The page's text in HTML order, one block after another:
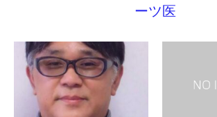
ーツ医